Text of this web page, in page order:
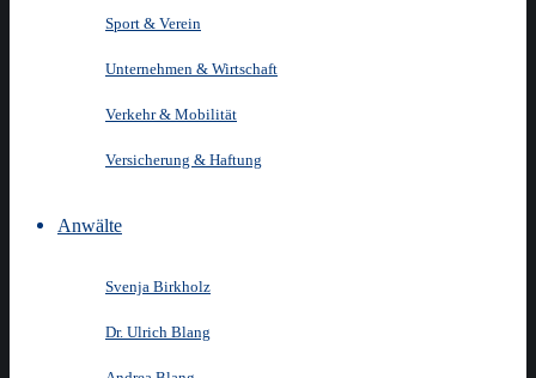
Sport & Verein
Unternehmen & Wirtschaft
Verkehr & Mobilität
Versicherung & Haftung
Anwälte
Svenja Birkholz
Dr. Ulrich Blang